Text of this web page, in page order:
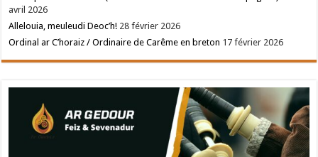
avril 2026
Allelouia, meuleudi Deoc’h! 28 février 2026
Ordinal ar C’horaiz / Ordinaire de Carême en breton 17 février 2026